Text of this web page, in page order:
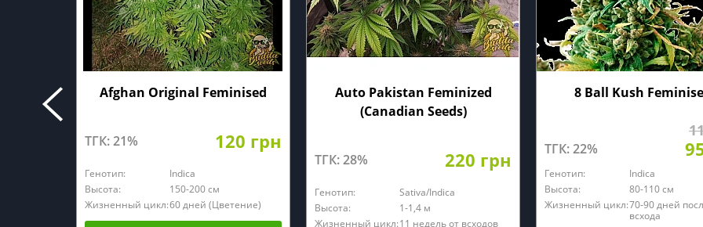
Afghan Original Feminised
ТГК: 21% 120 грн
Генотип:
Indica
Высота:
150-200 см
Жизненный цикл:60 дней (Цветение)
Auto Pakistan Feminized
(Canadian Seeds)
ТГК: 28% 220 грн
Генотип:
Sativa/Indica
Высота:
1-1,4 м
Жизненный цикл:11 недель от всходов
8 Ball Kush
ТГК: 22%
Генотип:
Indica
Высота:
80-110 см
Жизненный цикл:70-90 дней
всхода